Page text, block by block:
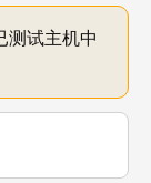
试主机中